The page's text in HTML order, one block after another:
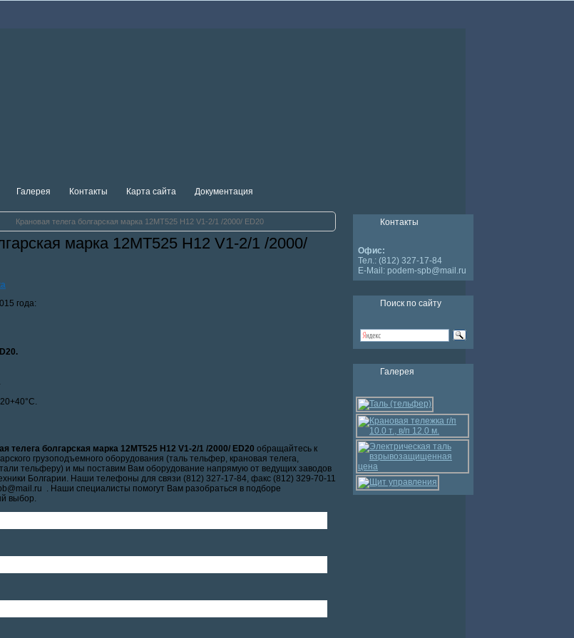
Галерея Контакты Карта сайта Документация
Крановая телега болгарская марка 12МТ525 Н12 V1-2/1 /2000/ ED20
марка 12МТ525 Н12 V1-2/1 /2000/
года:
телега болгарская марка 12МТ525 Н12 V1-2/1 /2000/ ED20 обращайтесь к
грузоподъемного оборудования (таль тельфер, крановая телега,
тали тельферу) и мы поставим Вам оборудование напрямую от ведущих заводов
Болгарии. Наши телефоны для связи (812) 327-17-84, факс (812) 329-70-11
. Наши специалисты помогут Вам разобраться в подборе
выбор.
Контакты
Офис:
Тел.: (812) 327-17-84
E-Mail: podem-spb@mail.ru
Поиск по сайту
Галерея